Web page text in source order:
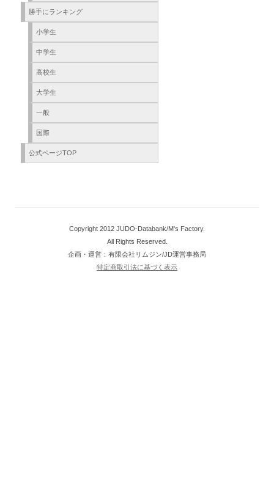
勝手にランキング
小学生
中学生
高校生
大学生
一般
国際
公式ページTOP
Copyright 2012 JUDO-Databank/M's Factory.
All Rights Reserved.
企画・運営：有限会社リムジン/JD運営事務局
特定商取引法に基づく表示